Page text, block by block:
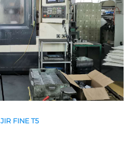
JIR FINE T5